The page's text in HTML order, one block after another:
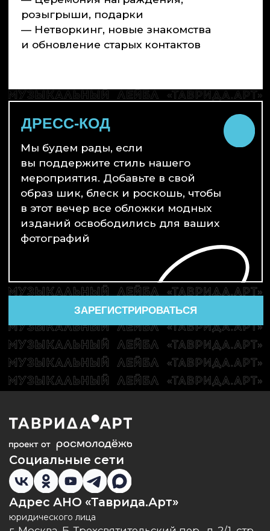
в этот вечер все обложки модных
изданий освободились для ваших
фотографий
ЗАРЕГИСТРИРОВАТЬСЯ
Социальные сети
Адрес АНО «Таврида.Арт»
г. Москва, Б. Трехсвятительский пер., д. 2/1, стр.
2, помещение 205
Академия творческих индустрий
«Меганом»
Республика Крым, г. Судак, арт-кластер
«Таврида»
График работы:
10:00–19:00 без выходных
Служба поддержки
help@tavrida.art
8 (800) 551-44-40
О «Тавриде»
Арт-парк «Таврида»
Премия «Легенды Тавриды»
Бренд «Арт.Молодость»
Фестиваль «Таврида.АРТ»
Сеть арт-резиденций
Музыкальный лейбл «Таврида.АРТ»
Творческие молодёжные сообщества
Город молодых творцов